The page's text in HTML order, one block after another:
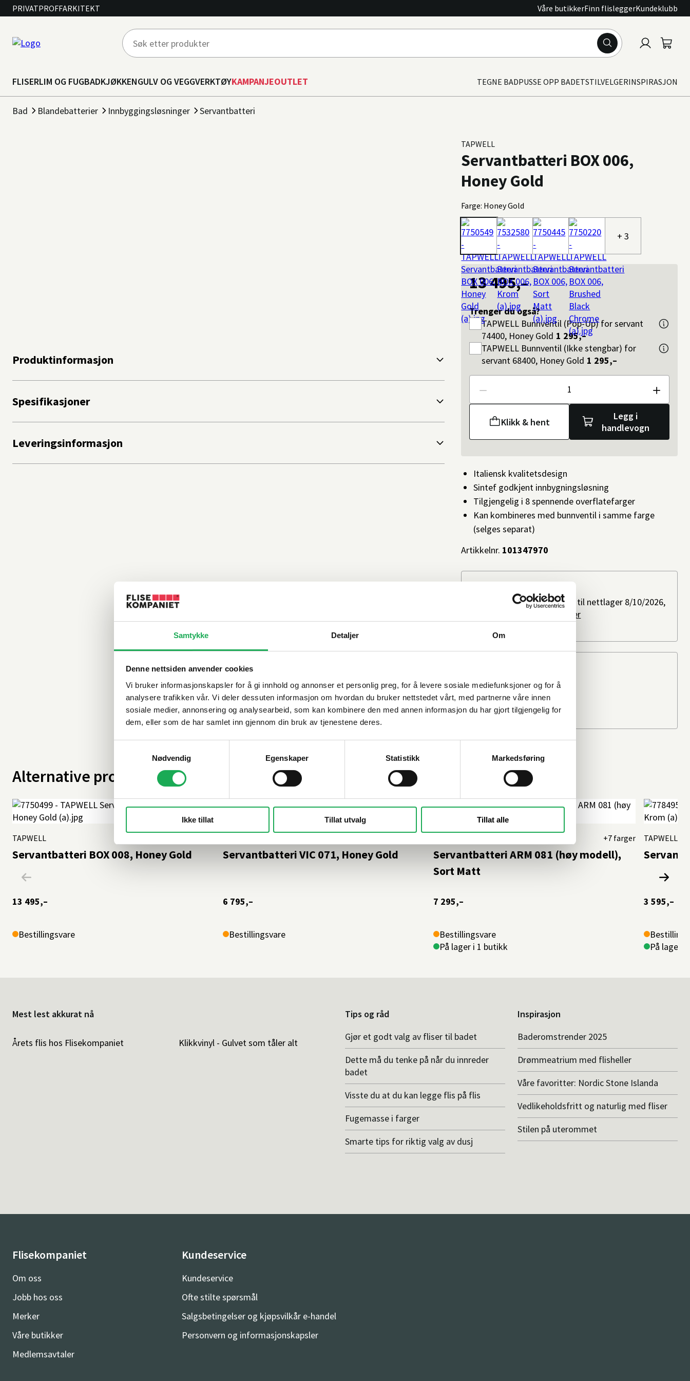
Samtykke Detaljer Om
Denne nettsiden anvender cookies
Vi bruker informasjonskapsler for å gi innhold og annonser et personlig preg, for å levere sosiale mediefunksjoner og for å
analysere trafikken vår. Vi deler dessuten informasjon om hvordan du bruker nettstedet vårt, med partnerne våre innen
sosiale medier, annonsering og analysearbeid, som kan kombinere den med annen informasjon du har gjort tilgjengelig for
dem, eller som de har samlet inn gjennom din bruk av tjenestene deres.
Nødvendig
Egenskaper Statistikk Markedsføring
Ikke tillat Tillat utvalg Tillat alle
PRIVATPROFFARKITEKT Våre butikkerFinn flisleggerKundeklubb
FLISERLIM OG FUGBADKJØKKENGULV OG VEGGVERKTØYKAMPANJEOUTLET TEGNE BADPUSSE OPP BADETSTILVELGERINSPIRASJON
Bad Blandebatterier Innbyggingsløsninger Servantbatteri
TAPWELL
Servantbatteri BOX 006,
Honey Gold
Farge: Honey Gold
+ 3
13 495,–
Trenger du også?
TAPWELL Bunnventil (Pop-Up) for servant
74400, Honey Gold 1 295,–
TAPWELL Bunnventil (Ikke stengbar) for
servant 68400, Honey Gold 1 295,–
Antall
Klikk & hent
Legg i
handlevogn
Bestillingsvare: Forventes til nettlager 8/10/2026,
Les mer
Italiensk kvalitetsdesign
Sintef godkjent innbygningsløsning
Tilgjengelig i 8 spennende overflatefarger
Kan kombineres med bunnventil i samme farge
(selges separat)
Artikkelnr. 101347970
Ditt postnummer
Produktinformasjon
Spesifikasjoner
Leveringsinformasjon
Alternative produkter
Servantbatteri BOX 008, Honey Gold
TAPWELL
13 495,–
Bestillingsvare
Servantbatteri VIC 071, Honey Gold
6 795,–
Bestillingsvare
Servantbatteri ARM 081 (høy modell),
Sort Matt
+7 farger
7 295,–
Bestillingsvare
På lager i 1 butikk
TAPWELL
3 595,–
På lager i
Mest lest akkurat nå
Årets flis hos Flisekompaniet Klikkvinyl - Gulvet som tåler alt
Tips og råd
Gjør et godt valg av fliser til badet
Dette må du tenke på når du innreder
badet
Visste du at du kan legge flis på flis
Fugemasse i farger
Smarte tips for riktig valg av dusj
Inspirasjon
Baderomstrender 2025
Drømmeatrium med flisheller
Våre favoritter: Nordic Stone Islanda
Vedlikeholdsfritt og naturlig med fliser
Stilen på uterommet
Flisekompaniet
Om oss
Jobb hos oss
Merker
Våre butikker
Medlemsavtaler
Kundeservice
Kundeservice
Ofte stilte spørsmål
Salgsbetingelser og kjøpsvilkår e-handel
Personvern og informasjonskapsler